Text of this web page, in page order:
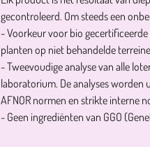
gecontroleerd. Om steeds een
- Voorkeur voor bio
planten op niet behandelde
- Tweevoudige analyse van alle
laboratorium. De analyses worden
AFNOR normen en strikte interne
- Geen ingrediënten van GGO